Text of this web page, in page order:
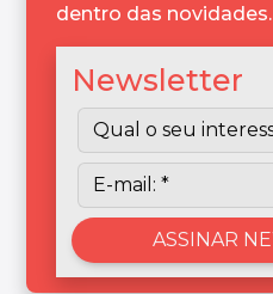
dentro das novidades.
Newsletter